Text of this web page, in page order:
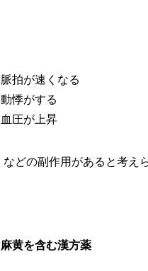
脈拍が速くなる
動悸がする
血圧が上昇
などの副作用があると考え
麻黄を含む漢方薬